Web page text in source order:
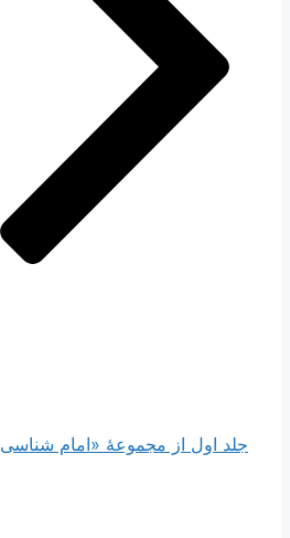
جلد اول از مجموعۀ «امام شناسی»